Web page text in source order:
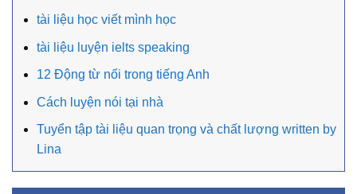
tài liệu học viết mình học
tài liệu luyện ielts speaking
12 Động từ nối trong tiếng Anh
Cách luyện nói tại nhà
Tuyển tập tài liệu quan trọng và chất lượng written by
Lina